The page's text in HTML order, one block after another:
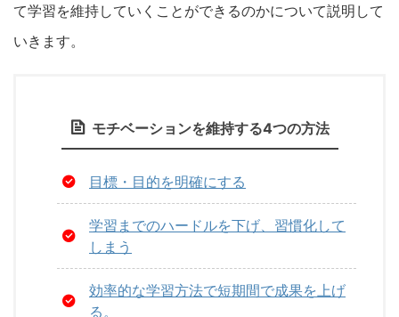
て学習を維持していくことができるのかについて説明して
いきます。
モチベーションを維持する4つの方法
目標・目的を明確にする
学習までのハードルを下げ、習慣化して
しまう
効率的な学習方法で短期間で成果を上げ
る。